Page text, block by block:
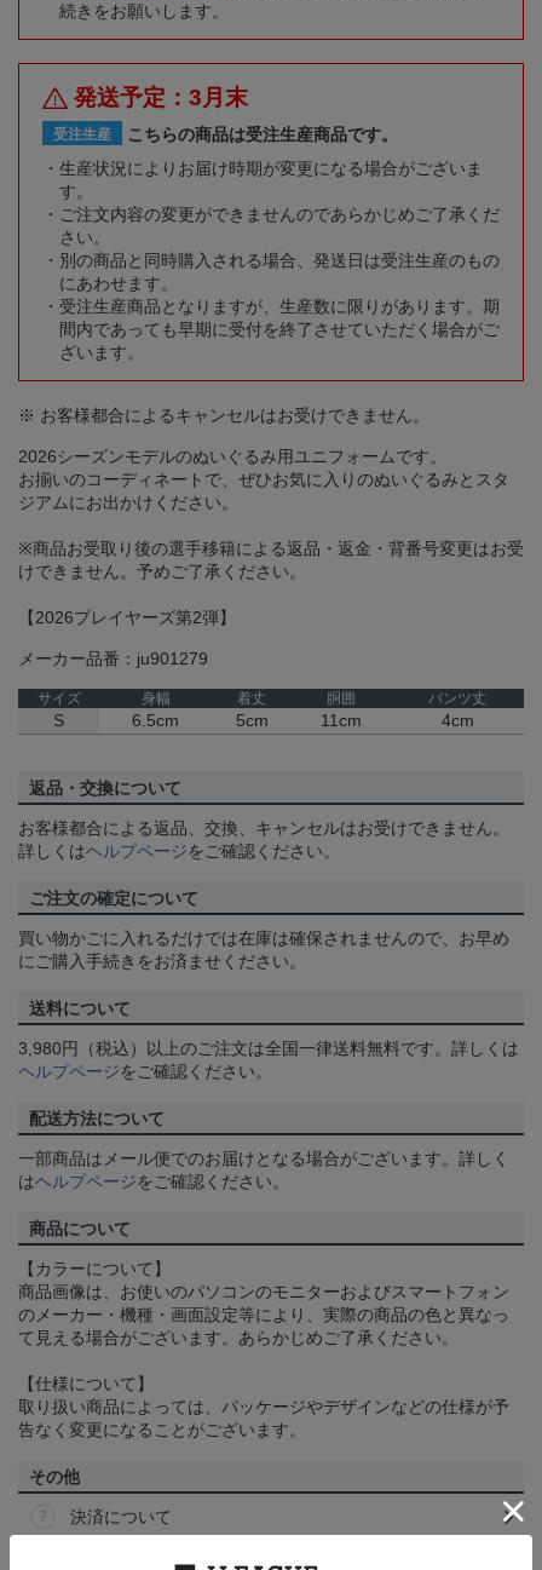
続きをお願いします。
発送予定：3月末
受注生産
こちらの商品は受注生産商品です。
生産状況によりお届け時期が変更になる場合がございま
す。
ご注文内容の変更ができませんのであらかじめご了承くだ
さい。
別の商品と同時購入される場合、発送日は受注生産のもの
にあわせます。
受注生産商品となりますが、生産数に限りがあります。期
間内であっても早期に受付を終了させていただく場合がご
ざいます。
※ お客様都合によるキャンセルはお受けできません。
2026シーズンモデルのぬいぐるみ用ユニフォームです。
お揃いのコーディネートで、ぜひお気に入りのぬいぐるみとスタ
ジアムにお出かけください。
※商品お受取り後の選手移籍による返品・返金・背番号変更はお受
けできません。予めご了承ください。
【2026プレイヤーズ第2弾】
メーカー品番：ju901279
サイズ 身幅 着丈 胴囲 パンツ丈
S 6.5cm 5cm 11cm 4cm
返品・交換について
お客様都合による返品、交換、キャンセルはお受けできません。
詳しくはヘルプページをご確認ください。
ご注文の確定について
買い物かごに入れるだけでは在庫は確保されませんので、お早め
にご購入手続きをお済ませください。
送料について
3,980円（税込）以上のご注文は全国一律送料無料です。詳しくは
ヘルプページをご確認ください。
配送方法について
一部商品はメール便でのお届けとなる場合がございます。詳しく
はヘルプページをご確認ください。
商品について
【カラーについて】
商品画像は、お使いのパソコンのモニターおよびスマートフォン
のメーカー・機種・画面設定等により、実際の商品の色と異なっ
て見える場合がございます。あらかじめご了承ください。
【仕様について】
取り扱い商品によっては、パッケージやデザインなどの仕様が予
告なく変更になることがございます。
その他
決済について
ギフト対応について